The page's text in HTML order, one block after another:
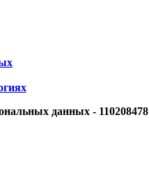
данных - 110208478